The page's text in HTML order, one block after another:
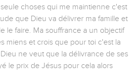
choses qui me maintienne c'est
que Dieu va délivrer ma famille et
le faire. Ma souffrance a un objectif
miens et crois que pour toi c'est la
ne veut que la délivrance de ses
le prix de Jésus pour cela alors